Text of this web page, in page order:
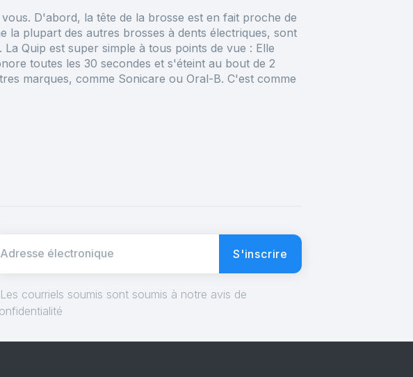
D'abord, la tête de la brosse est en fait proche de
la plupart des autres brosses à dents électriques, sont
Quip est super simple à tous points de vue : Elle
toutes les 30 secondes et s'éteint au bout de 2
marques, comme Sonicare ou Oral-B. C'est comme
S'inscrire
courriels soumis sont soumis à notre avis de